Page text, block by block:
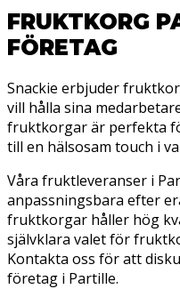
FRUKTKORG
FÖRETAG
Snackie erbjuder
vill hålla sina
fruktkorgar är perfekta
till en hälsosam touch i
Våra fruktleveranser i
anpassningsbara efter
fruktkorgar håller hög
självklara valet för
Kontakta oss för att
företag i Partille.